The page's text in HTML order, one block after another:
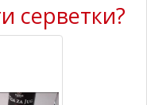
серветки?